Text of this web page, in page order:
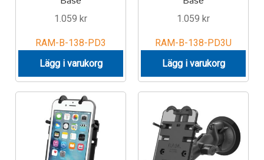
1.059 kr
RAM-B-138-PD3
Lägg i varukorg
1.059 kr
RAM-B-138-PD3U
Lägg i varukorg